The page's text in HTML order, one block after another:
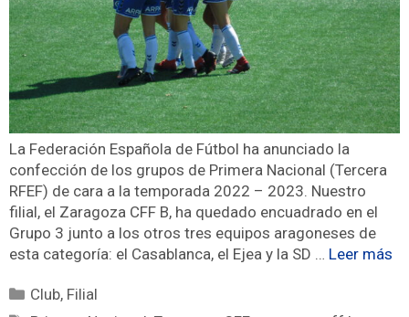
La Federación Española de Fútbol ha anunciado la
confección de los grupos de Primera Nacional (Tercera
RFEF) de cara a la temporada 2022 – 2023. Nuestro
filial, el Zaragoza CFF B, ha quedado encuadrado en el
Grupo 3 junto a los otros tres equipos aragoneses de
esta categoría: el Casablanca, el Ejea y la SD … Leer más
Club, Filial